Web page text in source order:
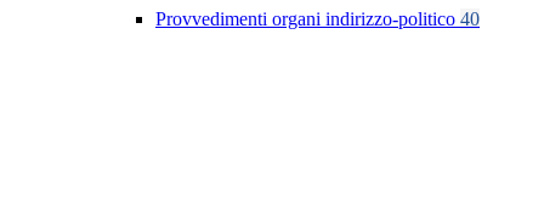
Provvedimenti organi indirizzo-politico 40